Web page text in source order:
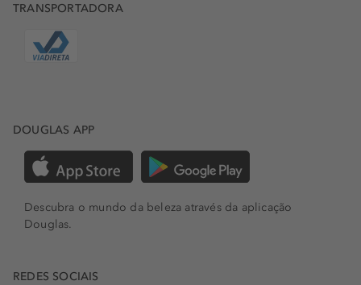
TRANSPORTADORA
DOUGLAS APP
Descubra o mundo da beleza através da aplicação
Douglas.
REDES SOCIAIS